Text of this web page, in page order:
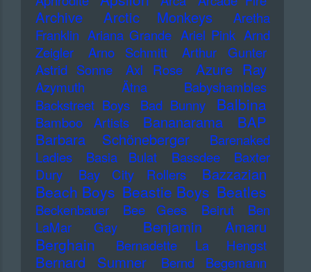
Archive Arctic Monkeys
Aretha
Franklin Ariana Grande Ariel Pink Arnd
Zeigler
Arno Schmitt
Arthur Gunter
Astrid Sonne
Axl Rose Azure Ray
Azymuth Ätna
Babyshambles
Backstreet Boys
Bad Bunny Balbina
Bamboo Artists Bananarama
BAP
Barbara Schöneberger
Barenaked
Ladies
Basia Bulat Bassdee
Baxter
Dury
Bay City Rollers Bazzazian
Beach Boys Beastie Boys Beatles
Beckenbauer Bee Gees Beirut
Ben
LaMar Gay
Benjamin Amaru
Berghain Bernadette La Hengst
Bernard Sumner
Bernd Begemann